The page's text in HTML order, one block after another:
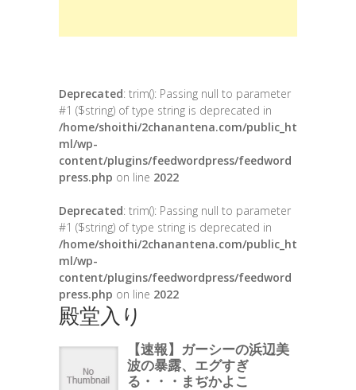
Deprecated: trim(): Passing null to parameter
#1 ($string) of type string is deprecated in
/home/shoithi/2chanantena.com/public_ht
ml/wp-
content/plugins/feedwordpress/feedword
press.php on line 2022
Deprecated: trim(): Passing null to parameter
#1 ($string) of type string is deprecated in
/home/shoithi/2chanantena.com/public_ht
ml/wp-
content/plugins/feedwordpress/feedword
press.php on line 2022
殿堂入り